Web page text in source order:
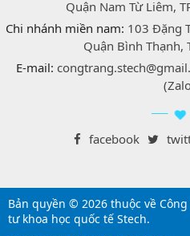
Quận Nam Từ Liêm,
Chi nhánh miền nam: 103 Đặng
Quận Bình Thạnh,
E-mail:
facebook
Bản quyền © 2026 thuộc về
tư khoa học quốc tế Stech.